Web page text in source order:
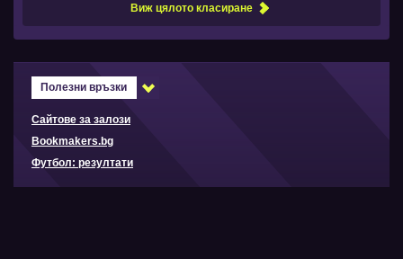
Виж цялото класиране
Полезни връзки
Сайтове за залози
Bookmakers.bg
Футбол: резултати